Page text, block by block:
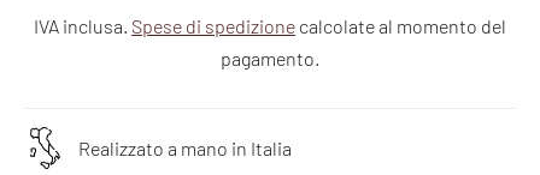
IVA inclusa. Spese di spedizione calcolate al momento del
pagamento.
Realizzato a mano in Italia